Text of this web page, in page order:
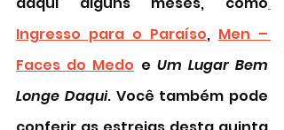
Ingresso para o Paraíso, Men –
Faces do Medo e Um Lugar Bem
Longe Daqui. Você também pode